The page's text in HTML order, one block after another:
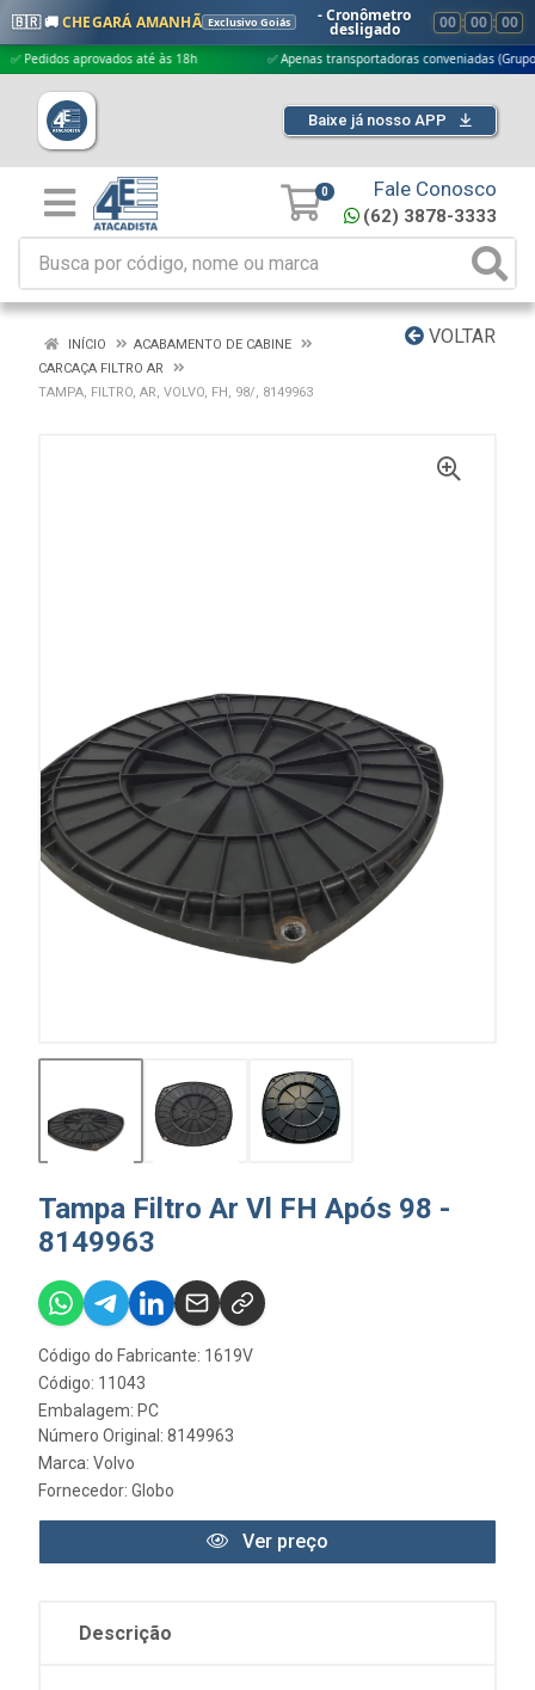
🇧🇷 🚚CHEGARÁ AMANHÃ Exclusivo Goiás - Cronômetro
desligado 00 : 00 : 00
aprovados até às 18h ✅ Apenas transportadoras conveniadas (Grupo G5)
Baixe já nosso APP
0 Fale Conosco
(62) 3878-3333
VOLTAR
INÍCIO
ACABAMENTO DE CABINE
CARCAÇA FILTRO AR
TAMPA, FILTRO, AR, VOLVO, FH, 98/, 8149963
Tampa Filtro Ar Vl FH Após 98 -
8149963
Código do Fabricante: 1619V
Código: 11043
Embalagem: PC
Número Original: 8149963
Marca: Volvo
Fornecedor: Globo
Ver preço
Descrição